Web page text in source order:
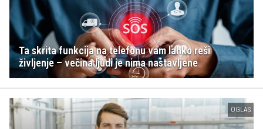
Ta skrita funkcija na telefonu vam lahko reši
življenje – večina ljudi je nima nastavljene
OGLAS